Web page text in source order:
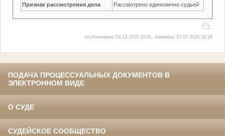
Признак рассмотрения дела Рассмотрено единолично судьей
опубликовано 03.12.2025 20:41, изменено 23.07.2026 16:28
ПОДАЧА ПРОЦЕССУАЛЬНЫХ ДОКУМЕНТОВ В
ЭЛЕКТРОННОМ ВИДЕ
О СУДЕ
СУДЕЙСКОЕ СООБЩЕСТВО